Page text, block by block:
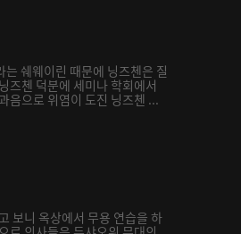
쉐웨이린 때문에 닝즈첸은 질
즈첸 덕분에 세미나 학회에서
음으로 위염이 도진 닝즈첸 ...
보니 옥상에서 무용 연습을 하